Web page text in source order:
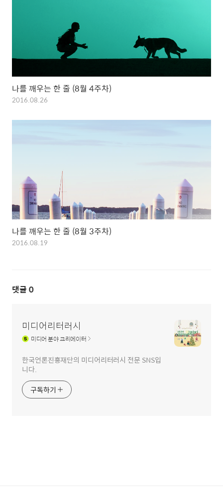
나를 깨우는 한 줄 (8월 4주차)
2016.08.26
나를 깨우는 한 줄 (8월 3주차)
2016.08.19
댓글 0
미디어리터러시
미디어분야 크리에이터
한국언론진흥재단의 미디어리터러시 전문 SNS입
니다.
구독하기